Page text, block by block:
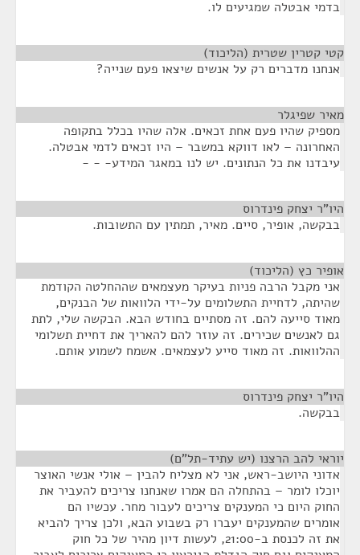
בדמי אבטלה שמגיעים לו.
קטי קטרין שטרית (הליכוד)
אנחנו מדברים רק על אנשים שיצאו פעם שנייה?
מאיר שפיגלר
מספיק שהיו פעם אחת זכאים. אלה שהיו בכלל בתקופה
האחרונה – לאו דווקא במשבר – היו זכאים לדמי אבטלה.
עיבדנו את כל הנתונים. יש לנו במאגר המידע- - -
היו"ר יצחק פינדרוס
בבקשה, אופיר, סיים. מאיר, תמתין עם התשובות.
אופיר כץ (הליכוד)
אני מקבל הרבה פניות בעיקר מעצמאים שההחלטה הקודמת
שהיתה, לדחיית התשלומים על-ידי הלוואות של הבנקים,
מאוד סייעה להם. זה מסתיים בחודש הבא. הבקשה שלי, לתת
גם לאנשים שכירים. זה עוזר להם להאריך את דחיית תשלומי
ההלוואות. זה מאוד סייע לעצמאים. אשמח לשמוע אותם.
היו"ר יצחק פינדרוס
בבקשה.
יוראי להב הרצנו (יש עתיד-תל"ם)
אדוני היושב-ראש, אני לא מצליח להבין – אולי אנשי האוצר
יוכלו לומר – בהתחלה הם אמרו שאנחנו צריכים להעביר את
החוק היום כי המענקים צריכים לעבור מחר. עכשיו הם
אומרים שהמענקים יעברו רק בשבוע הבא, ולכן צריך להביא
את זה לכנסת ב-21:00, לעשות דיון מהיר של כל חוק